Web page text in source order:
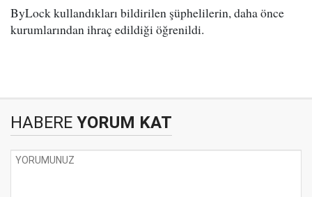
ByLock kullandıkları bildirilen şüphelilerin, daha önce
kurumlarından ihraç edildiği öğrenildi.
HABERE YORUM KAT